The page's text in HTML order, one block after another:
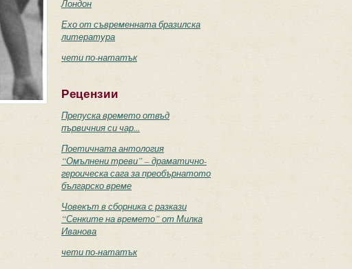
Лондон
Ехо от съвременната бразилска
литература
чети по-нататък
Рецензии
Препуска времето отвъд
първичния си чар...
Поетичната антология
“Омълнени треви” – драматично-
героическа сага за преобърнатото
българско време
Човекът в сборника с разкази
“Сенките на времето” от Милка
Иванова
чети по-нататък